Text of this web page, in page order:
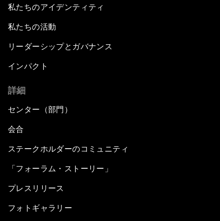
私たちのアイデンティティ
私たちの活動
リーダーシップとガバナンス
インパクト
詳細
センター（部門）
会合
ステークホルダーのコミュニティ
「フォーラム・ストーリー」
プレスリリース
フォトギャラリー